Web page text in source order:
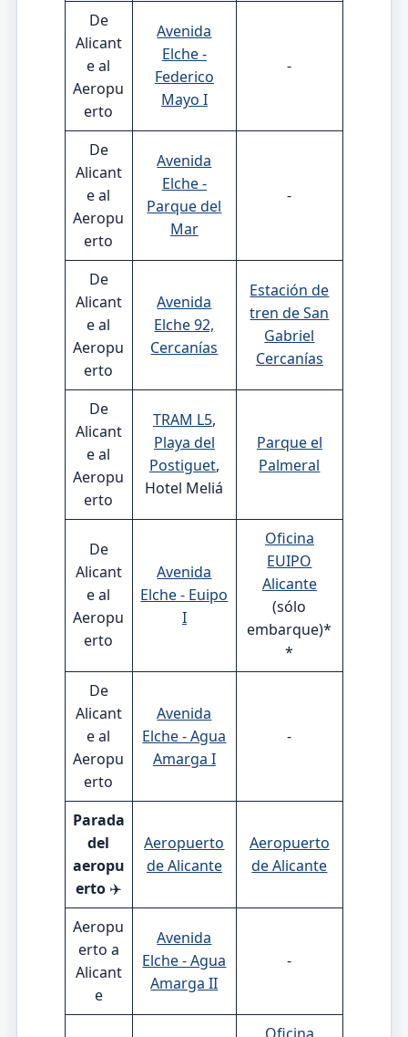
De
Alicant
e al
Aeropu
erto
Avenida
Elche -
Federico
Mayo I
-
De
Alicant
e al
Aeropu
erto
Avenida
Elche -
Parque del
Mar
-
De
Alicant
e al
Aeropu
erto
Avenida
Elche 92,
Cercanías
Estación de
tren de San
Gabriel
Cercanías
De
Alicant
e al
Aeropu
erto
TRAM L5,
Playa del
Postiguet,
Hotel Meliá
Parque el
Palmeral
De
Alicant
e al
Aeropu
erto
Avenida
Elche - Euipo
I
Oficina
EUIPO
Alicante
(sólo
embarque)*
*
De
Alicant
e al
Aeropu
erto
Avenida
Elche - Agua
Amarga I
-
Parada
del
aeropu
erto✈️
Aeropuerto
de Alicante
Aeropuerto
de Alicante
Aeropu
erto a
Alicant
e
Avenida
Elche - Agua
Amarga II
-